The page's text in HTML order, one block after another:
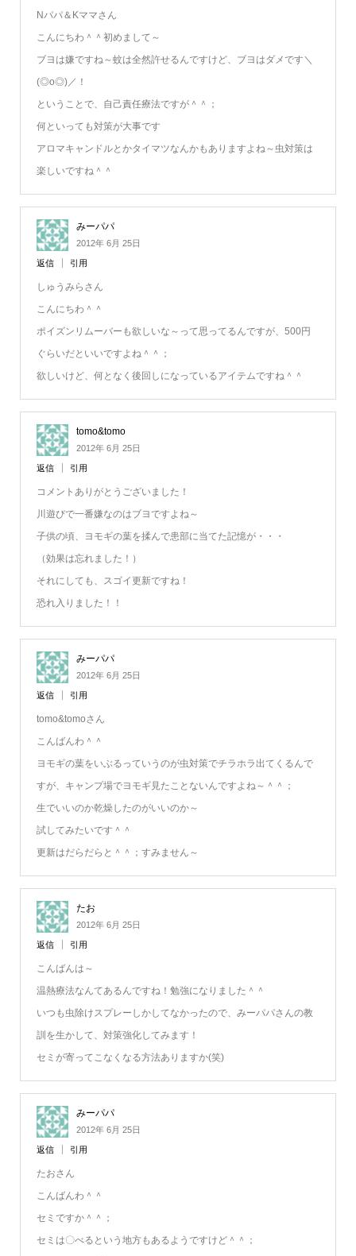
Nパパ＆Kママさん
こんにちわ＾＾初めまして～
ブヨは嫌ですね～蚊は全然許せるんですけど、ブヨはダメです＼
(◎o◎)／！
ということで、自己責任療法ですが＾＾；
何といっても対策が大事です
アロマキャンドルとかタイマツなんかもありますよね～虫対策は
楽しいですね＾＾
みーパパ
2012年 6月 25日
返信 引用
しゅうみらさん
こんにちわ＾＾
ポイズンリムーバーも欲しいな～って思ってるんですが、500円
ぐらいだといいですよね＾＾；
欲しいけど、何となく後回しになっているアイテムですね＾＾
tomo&tomo
2012年 6月 25日
返信 引用
コメントありがとうございました！
川遊びで一番嫌なのはブヨですよね～
子供の頃、ヨモギの葉を揉んで患部に当てた記憶が・・・
（効果は忘れました！）
それにしても、スゴイ更新ですね！
恐れ入りました！！
みーパパ
2012年 6月 25日
返信 引用
tomo&tomoさん
こんばんわ＾＾
ヨモギの葉をいぶるっていうのが虫対策でチラホラ出てくるんで
すが、キャンプ場でヨモギ見たことないんですよね～＾＾；
生でいいのか乾燥したのがいいのか～
試してみたいです＾＾
更新はだらだらと＾＾；すみません～
たお
2012年 6月 25日
返信 引用
こんばんは～
温熱療法なんてあるんですね！勉強になりました＾＾
いつも虫除けスプレーしかしてなかったので、みーパパさんの教
訓を生かして、対策強化してみます！
セミが寄ってこなくなる方法ありますか(笑)
みーパパ
2012年 6月 25日
返信 引用
たおさん
こんばんわ＾＾
セミですか＾＾；
セミは〇べるという地方もあるようですけど＾＾；